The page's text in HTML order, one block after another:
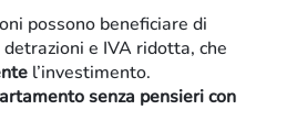
possono beneficiare di
detrazioni e IVA ridotta, che
l’investimento.
senza pensieri con